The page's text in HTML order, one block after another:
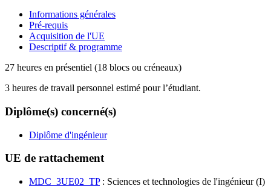
Informations générales
Pré-requis
Acquisition de l'UE
Descriptif & programme
27 heures en présentiel (18 blocs ou créneaux)
3 heures de travail personnel estimé pour l’étudiant.
Diplôme(s) concerné(s)
Diplôme d'ingénieur
UE de rattachement
MDC_3UE02_TP: Sciences et technologies de l'ingénieur (I)